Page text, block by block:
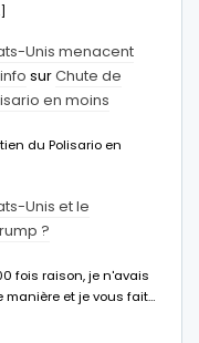
ووفقا
Unis menacent
surChute de
en moins
du Polisario en
Unis et le
?
fois raison, je n'avais
et je vous fait…